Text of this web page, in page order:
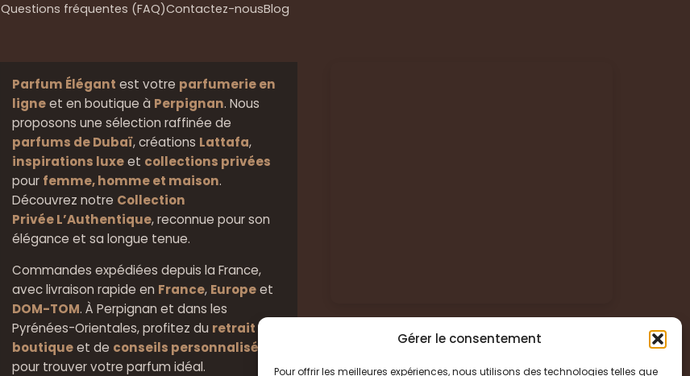
Gérer le consentement
Pour offrir les meilleures expériences, nous utilisons des technologies telles que
Questions fréquentes (FAQ)Contactez-nousBlog
Parfum Élégant est votre parfumerie en
ligneet en boutique à Perpignan. Nous
proposons une sélection raffinée de
parfums de Dubaï, créations Lattafa,
inspirations luxeet collections privées
pour femme, homme et maison.
Découvrez notre Collection
Privée L’Authentique, reconnue pour son
élégance et sa longue tenue.
Commandes expédiées depuis la France,
avec livraison rapide en France, Europeet
DOM-TOM. À Perpignan et dans les
Pyrénées-Orientales, profitez du retrait en
boutiqueet de conseils personnalisés
pour trouver votre parfum idéal.